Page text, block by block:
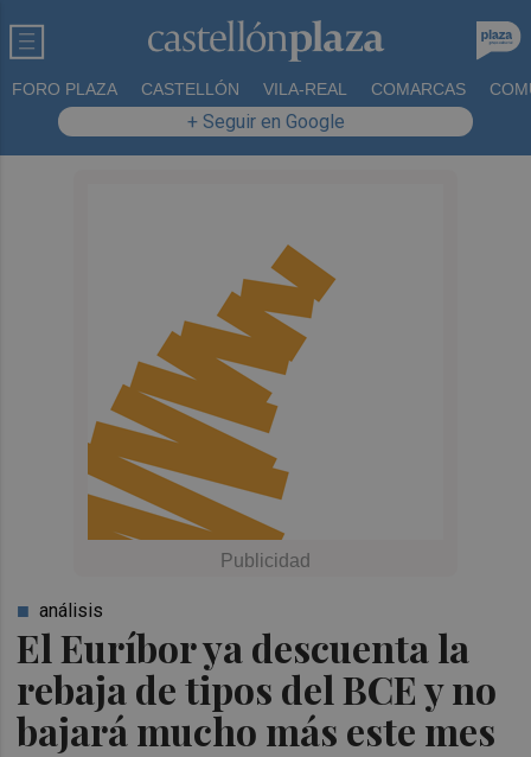
FORO PLAZA CASTELLÓN VILA-REAL COMARCAS
+ Seguir en Google
El Euríbor ya descuenta la
rebaja de tipos del BCE y no
bajará mucho más este mes
análisis